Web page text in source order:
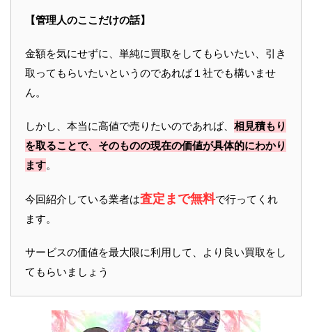
【管理人のここだけの話】
金額を気にせずに、単純に買取をしてもらいたい、引き
取ってもらいたいというのであれば１社でも構いませ
ん。
しかし、本当に高値で売りたいのであれば、 相見積もり
を取ることで、そのものの現在の価値が具体的にわかり
ます。
今回紹介している業者は査定まで無料で行ってくれ
ます。
サービスの価値を最大限に利用して、より良い買取をし
てもらいましょう